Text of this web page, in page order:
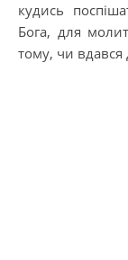
кудись
Бога, для
тому, чи вдався